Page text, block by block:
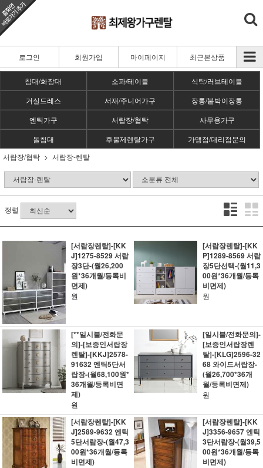
로그인 회원가입 마이페이지 최근본상품
침대/화장대 소파/테이블
식탁/러브테이블
거실드레스
서재/주니어가구
장롱/붙박이장롱
엔틱가구
서랍장/협탁
사무용가구
돌침대
후불제렌탈가구
가맹점/대리점문의
서랍장/협탁
서랍장-렌탈
정렬
[서랍장렌탈]-[KK
J]1275-8529 서랍
장3단-(월26,200
원*36개월/등록비
면제)
원
[서랍장렌탈]-[KK
P]1289-8569 서랍
장5단선택-(월11,3
00원*36개월/등록
비면제)
원
[**일시불/전화문
의]-[보증인서랍장
렌탈]-[KKJ]2578-
91632 엔틱5단서
랍장-(월68,100원*
36개월/등록비면
제)
원
[일시불/전화문의]-
[보증인서랍장렌
탈]-[KLG]2596-32
68 와이드서랍장-
(월26,700*36개
월/등록비면제)
원
[서랍장렌탈]-[KK
J]2589-9632 엔틱
5단서랍장-(월47,3
00원*36개월/등록
비면제)
[서랍장렌탈]-[KK
J]3356-9657 엔틱
3단서랍장-(월39,5
00원*36개월/등록
비면제)